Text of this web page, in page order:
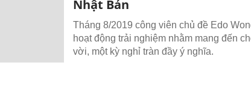
Nhật Bản
Tháng 8/2019 công viên chủ đề Edo
hoạt động trải nghiệm nhằm mang đến
vời, một kỳ nghỉ tràn đầy ý nghĩa.